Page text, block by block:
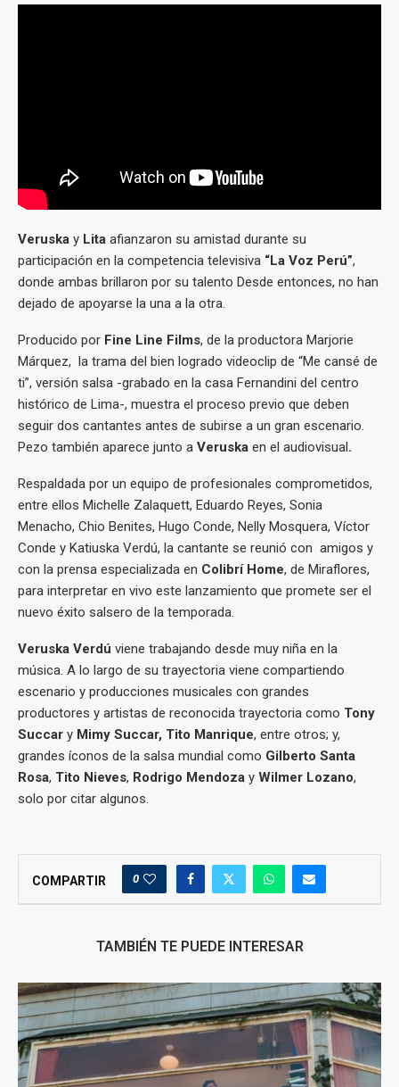
Veruska y Lita afianzaron su amistad durante su
participación en la competencia televisiva “La Voz Perú”,
donde ambas brillaron por su talento Desde entonces, no han
dejado de apoyarse la una a la otra.
Producido por Fine Line Films, de la productora Marjorie
Márquez, la trama del bien logrado videoclip de “Me cansé de
ti”, versión salsa -grabado en la casa Fernandini del centro
histórico de Lima-, muestra el proceso previo que deben
seguir dos cantantes antes de subirse a un gran escenario.
Pezo también aparece junto a Veruska en el audiovisual.
Respaldada por un equipo de profesionales comprometidos,
entre ellos Michelle Zalaquett, Eduardo Reyes, Sonia
Menacho, Chio Benites, Hugo Conde, Nelly Mosquera, Víctor
Conde y Katiuska Verdú, la cantante se reunió con amigos y
con la prensa especializada en Colibrí Home, de Miraflores,
para interpretar en vivo este lanzamiento que promete ser el
nuevo éxito salsero de la temporada.
Veruska Verdú viene trabajando desde muy niña en la
música. A lo largo de su trayectoria viene compartiendo
escenario y producciones musicales con grandes
productores y artistas de reconocida trayectoria como Tony
Succar y Mimy Succar, Tito Manrique, entre otros; y,
grandes íconos de la salsa mundial como Gilberto Santa
Rosa, Tito Nieves, Rodrigo Mendoza y Wilmer Lozano,
solo por citar algunos.
COMPARTIR 0
TAMBIÉN TE PUEDE INTERESAR